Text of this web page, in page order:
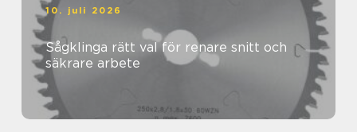
10. juli 2026
Sågklinga rätt val för renare snitt och
säkrare arbete